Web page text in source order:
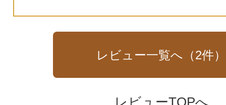
レビュー一覧へ（2件）